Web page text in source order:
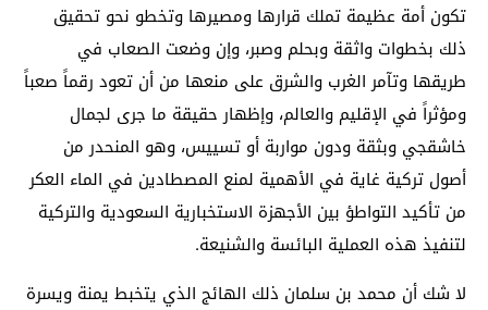
تكون أمة عظيمة تملك قرارها ومصيرها وتخطو نحو تحقيق
ذلك بخطوات واثقة وبحلم وصبر، وإن وضعت الصعاب في
طريقها وتآمر الغرب والشرق على منعها من أن تعود رقماً صعباً
ومؤثراً في الإقليم والعالم، وإظهار حقيقة ما جرى لجمال
خاشقجي وبثقة ودون مواربة أو تسييس، وهو المنحدر من
أصول تركية غاية في الأهمية لمنع المصطادين في الماء العكر
من تأكيد التواطؤ بين الأجهزة الاستخبارية السعودية والتركية
لتنفيذ هذه العملية البائسة والشنيعة.
لا شك أن محمد بن سلمان ذلك الهائج الذي يتخبط يمنة ويسرة